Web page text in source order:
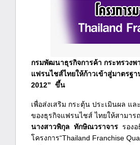
กรมพัฒนาธุรกิจการค้า กระทรวง
แฟรนไชส์ไทยให้ก้าวเข้าสู่มาตรฐ
2012” ขึ้น
เพื่อส่งเสริม กระตุ้น ประเมินผล แ
ของธุรกิจแฟรนไชส์ ไทยให้สามาร
นางสาวพิกุล ทักษิณวราจาร รอง
โครงการ“Thailand Franchise